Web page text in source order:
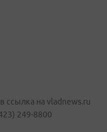
ссылка на vladnews.ru
249-8800